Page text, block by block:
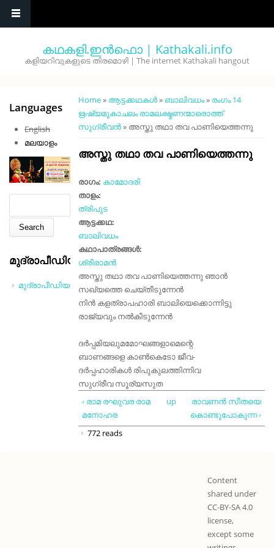
കഥകളി.ഇൻഫൊ | Kathakali.info
കളിയറിവുകളുടെ തിരമൊഴി | The internet Kathakali hangout
You are here
Home» ആട്ടക്കഥകൾ» ബാലിവധം» രംഗം 14
ഋഷ്യമൂകാചലം രാമലക്ഷ്മണന്മാരൊത്ത്
സുഗ്രീവൻ» അസ്തു തഥാ തവ പാണിയെത്തന്നു
അസ്തു തഥാ തവ പാണിയെത്തന്നു
രാഗം: കാമോദരി
താളം:
ത്രിപുട
ആട്ടക്കഥ:
ബാലിവധം
കഥാപാത്രങ്ങൾ:
ശ്രീരാമൻ
അസ്തു തഥാ തവ പാണിയെത്തന്നു ഞാൻ
സഖ്യത്തെ ചെയ്തീടുന്നേൻ
നിൻ കളത്രാപഹാരി ബാലിയെക്കൊന്നിട്ടു
രാജ്യവും നൽകീടുന്നേൻ
ദർപ്പമിയലുമമോഘങ്ങളാമെന്റെ
ബാണങ്ങളെ കാൺകെടോ ജീവ-
ദർപ്പഹാരികൾ രിപുകുലത്തിന്നിവ
സുഗ്രീവ സൂര്യസുത
‹ രാമ രഘുവര രാമ
മനോഹര
up
രാവണൻ സീതയെ
കൊണ്ടുപോകുന്ന ›
772 reads
Languages
English
മലയാളം
മുദ്രാപീഡിയ
മുദ്രാപീഡിയ
Content
shared under
CC-BY-SA 4.0
license,
except some